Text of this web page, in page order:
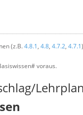
(z.B.4.8.1, 4.8, 4.7.2, 4.7.1
voraus.